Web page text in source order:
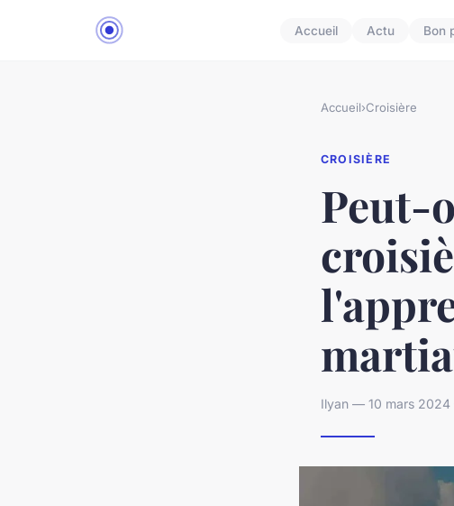
Accueil Actu Bon
Accueil›Croisière
CROISIÈRE
Peut-
Ilyan — 10 mars